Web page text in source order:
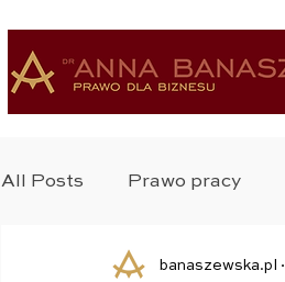
All Posts Prawo pracy
Ochrona Zdrowiabanaszewska.pl